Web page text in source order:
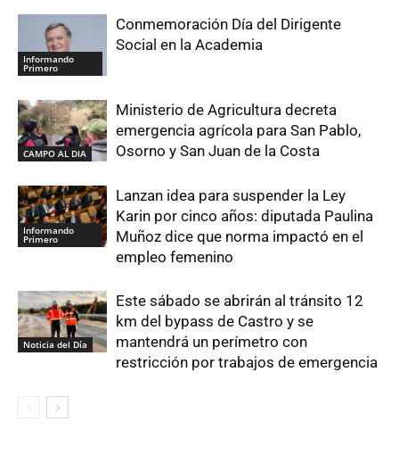
Informando
Primero
Conmemoración Día del Dirigente
Social en la Academia
CAMPO AL DIA
Ministerio de Agricultura decreta
emergencia agrícola para San Pablo,
Osorno y San Juan de la Costa
Informando
Primero
Lanzan idea para suspender la Ley
Karin por cinco años: diputada Paulina
Muñoz dice que norma impactó en el
empleo femenino
Noticia del Día
Este sábado se abrirán al tránsito 12
km del bypass de Castro y se
mantendrá un perímetro con
restricción por trabajos de emergencia